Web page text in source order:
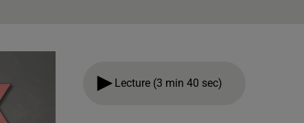
Lecture (3 min 40 sec)